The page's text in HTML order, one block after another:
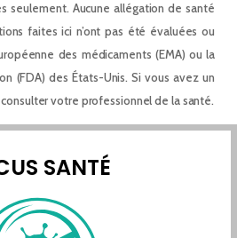
seulement. Aucune allégation de santé
faites ici n’ont pas été évaluées ou
des médicaments (EMA) ou la
(FDA) des États-Unis. Si vous avez un
votre professionnel de la santé.
SANTÉ